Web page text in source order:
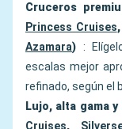
Cruceros
Princess Cruises,
Azamara) :
escalas mejor
refinado, según el
Lujo, alta gama
Cruises,